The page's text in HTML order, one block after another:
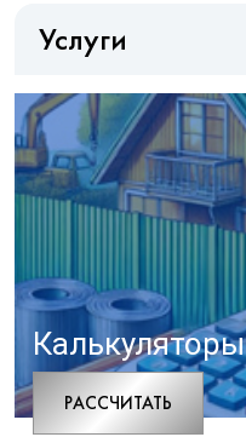
Услуги
Калькуляторы
РАCСЧИТАТЬ